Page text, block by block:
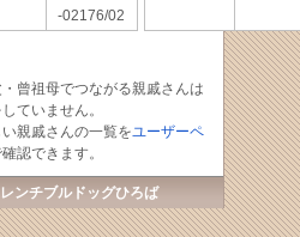
-02176/02
曾祖母でつながる親戚さんは
ていません。
親戚さんの一覧をユーザーペ
認できます。
ンチブルドッグひろば